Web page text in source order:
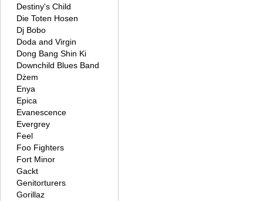
Destiny's Child
Die Toten Hosen
Dj Bobo
Doda and Virgin
Dong Bang Shin Ki
Downchild Blues Band
Dżem
Enya
Epica
Evanescence
Evergrey
Feel
Foo Fighters
Fort Minor
Gackt
Genitorturers
Gorillaz